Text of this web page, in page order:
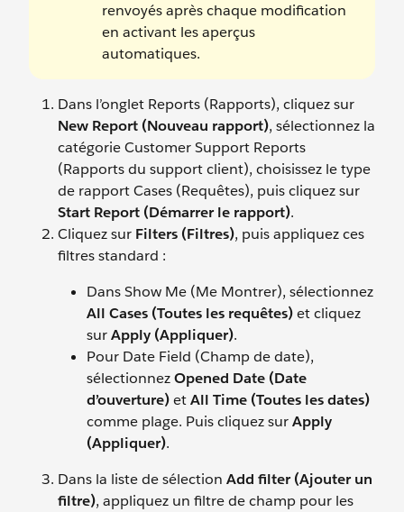
renvoyés après chaque modification
en activant les aperçus
automatiques.
Dans l’onglet Reports (Rapports), cliquez sur
New Report (Nouveau rapport), sélectionnez la
catégorie Customer Support Reports
(Rapports du support client), choisissez le type
de rapport Cases (Requêtes), puis cliquez sur
Start Report (Démarrer le rapport).
Cliquez sur Filters (Filtres), puis appliquez ces
filtres standard :
Dans Show Me (Me Montrer), sélectionnez
All Cases (Toutes les requêtes)et cliquez
surApply (Appliquer).
Pour Date Field (Champ de date),
sélectionnezOpened Date (Date
d’ouverture)etAll Time (Toutes les dates)
comme plage. Puis cliquez surApply
(Appliquer).
Dans la liste de sélection Add filter (Ajouter un
filtre), appliquez un filtre de champ pour les